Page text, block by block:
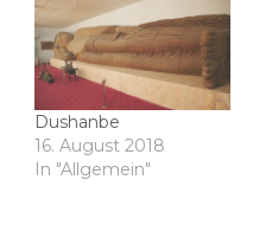
Dushanbe
16. August 2018
In "Allgemein"